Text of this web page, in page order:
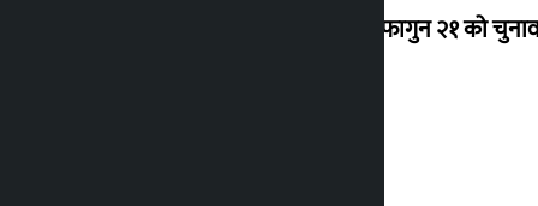
‘राजसंस्था हटेदेखि नेपाललाई दशा लाग्यो, फागुन २१ को चुनाव